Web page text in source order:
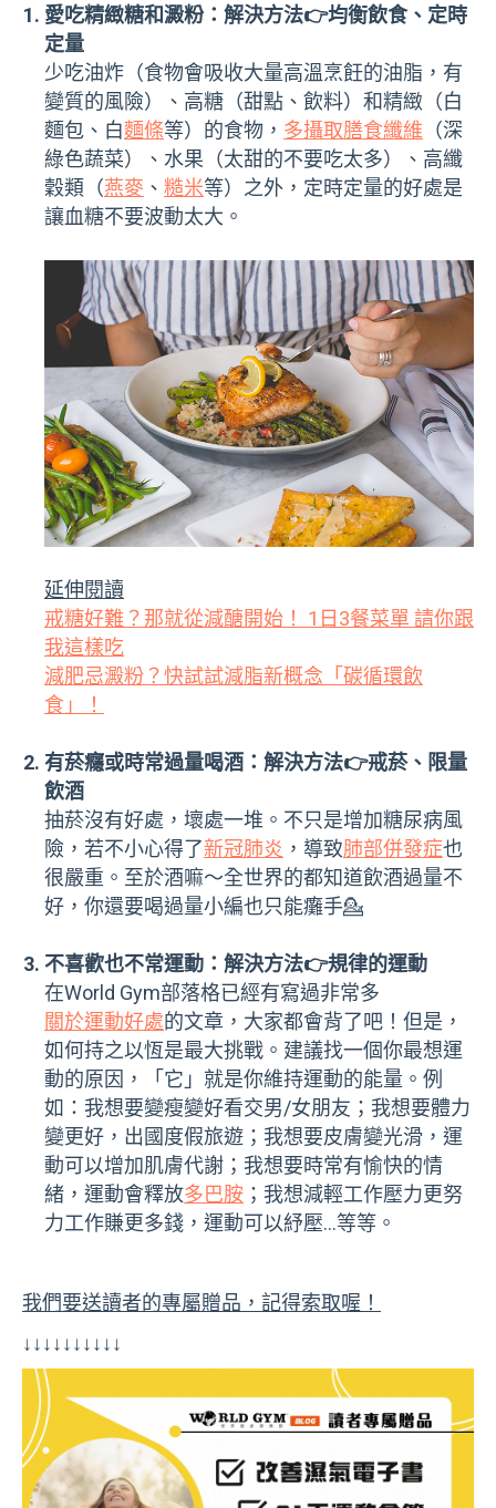
愛吃精緻糖和澱粉：解決方法👉均衡飲食、定時
定量
少吃油炸（食物會吸收大量高溫烹飪的油脂，有
變質的風險）、高糖（甜點、飲料）和精緻（白
麵包、白麵條等）的食物， 多攝取膳食纖維 （深
綠色蔬菜）、水果（太甜的不要吃太多）、高纖
穀類（燕麥 、 糙米等）之外，定時定量的好處是
讓血糖不要波動太大。
延伸閱讀
戒糖好難？那就從減醣開始！ 1日3餐菜單 請你跟
我這樣吃
減肥忌澱粉？快試試減脂新概念「碳循環飲
食」！
有菸癮或時常過量喝酒：解決方法👉戒菸、限量
飲酒
抽菸沒有好處，壞處一堆。不只是增加糖尿病風
險，若不小心得了新冠肺炎 ，導致肺部併發症也
很嚴重。至於酒嘛～全世界的都知道飲酒過量不
好，你還要喝過量小編也只能癱手💁
不喜歡也不常運動：解決方法👉規律的運動
在World Gym部落格已經有寫過非常多
關於運動好處的文章，大家都會背了吧！但是，
如何持之以恆是最大挑戰。建議找一個你最想運
動的原因，「它」就是你維持運動的能量。例
如：我想要變瘦變好看交男/女朋友；我想要體力
變更好，出國度假旅遊；我想要皮膚變光滑，運
動可以增加肌膚代謝；我想要時常有愉快的情
緒，運動會釋放多巴胺 ；我想減輕工作壓力更努
力工作賺更多錢，運動可以紓壓…等等。
我們要送讀者的專屬贈品，記得索取喔！
↓↓↓↓↓↓↓↓↓↓